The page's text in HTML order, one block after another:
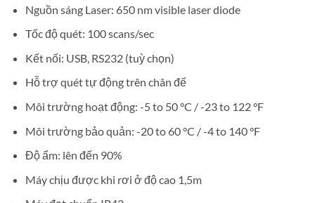
Nguồn sáng Laser: 650 nm visible laser diode
Tốc độ quét: 100 scans/sec
Kết nối: USB, RS232 (tuỳ chọn)
Hỗ trợ quét tự động trên chân đế
Môi trường hoạt động: -5 to 50 °C / -23 to 122 °F
Môi trường bảo quản: -20 to 60 °C / -4 to 140 °F
Độ ẩm: lên đến 90%
Máy chịu được khi rơi ở độ cao 1,5m